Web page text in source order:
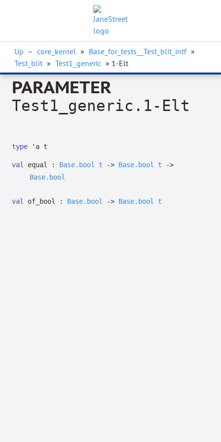
Up – core_kernel » Base_for_tests__Test_blit_intf »
Test_blit » Test1_generic » 1-Elt
PARAMETER
Test1_generic.1-Elt
type 'a t
val equal : Base.bool t -> Base.bool t
->
Base.bool
val of_bool : Base.bool -> Base.bool t